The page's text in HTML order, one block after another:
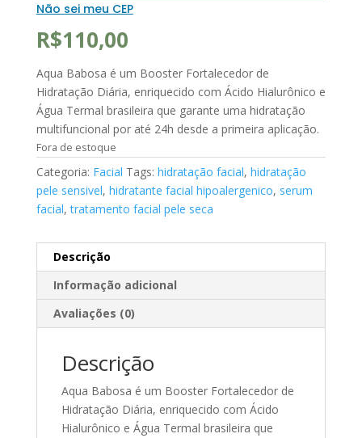
Não sei meu CEP
R$110,00
Aqua Babosa é um Booster Fortalecedor de
Hidratação Diária, enriquecido com Ácido Hialurônico e
Água Termal brasileira que garante uma hidratação
multifuncional por até 24h desde a primeira aplicação.
Fora de estoque
Categoria: Facial Tags: hidratação facial, hidratação
pele sensivel, hidratante facial hipoalergenico, serum
facial,tratamento facial pele seca
Descrição
Informação adicional
Avaliações (0)
Descrição
Aqua Babosa é um Booster Fortalecedor de
Hidratação Diária, enriquecido com Ácido
Hialurônico e Água Termal brasileira que